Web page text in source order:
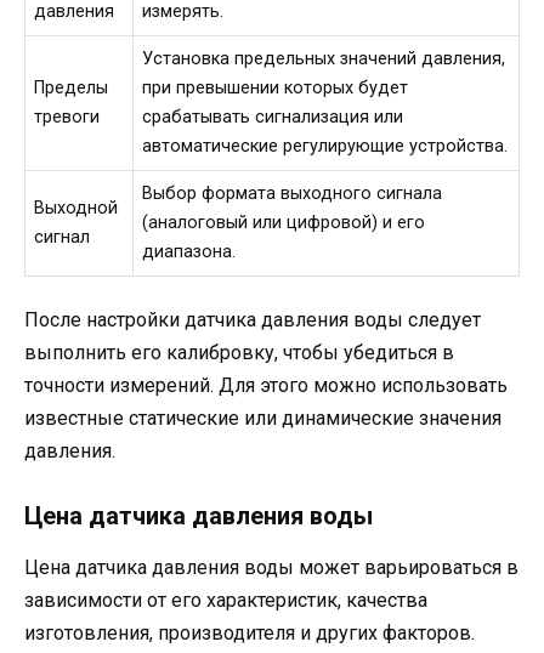
давления
измерять.
Пределы
тревоги
Установка предельных значений давления,
при превышении которых будет
срабатывать сигнализация или
автоматические регулирующие устройства.
Выходной
сигнал
Выбор формата выходного сигнала
(аналоговый или цифровой) и его
диапазона.
После настройки датчика давления воды следует
выполнить его калибровку, чтобы убедиться в
точности измерений. Для этого можно использовать
известные статические или динамические значения
давления.
Цена датчика давления воды
Цена датчика давления воды может варьироваться в
зависимости от его характеристик, качества
изготовления, производителя и других факторов.